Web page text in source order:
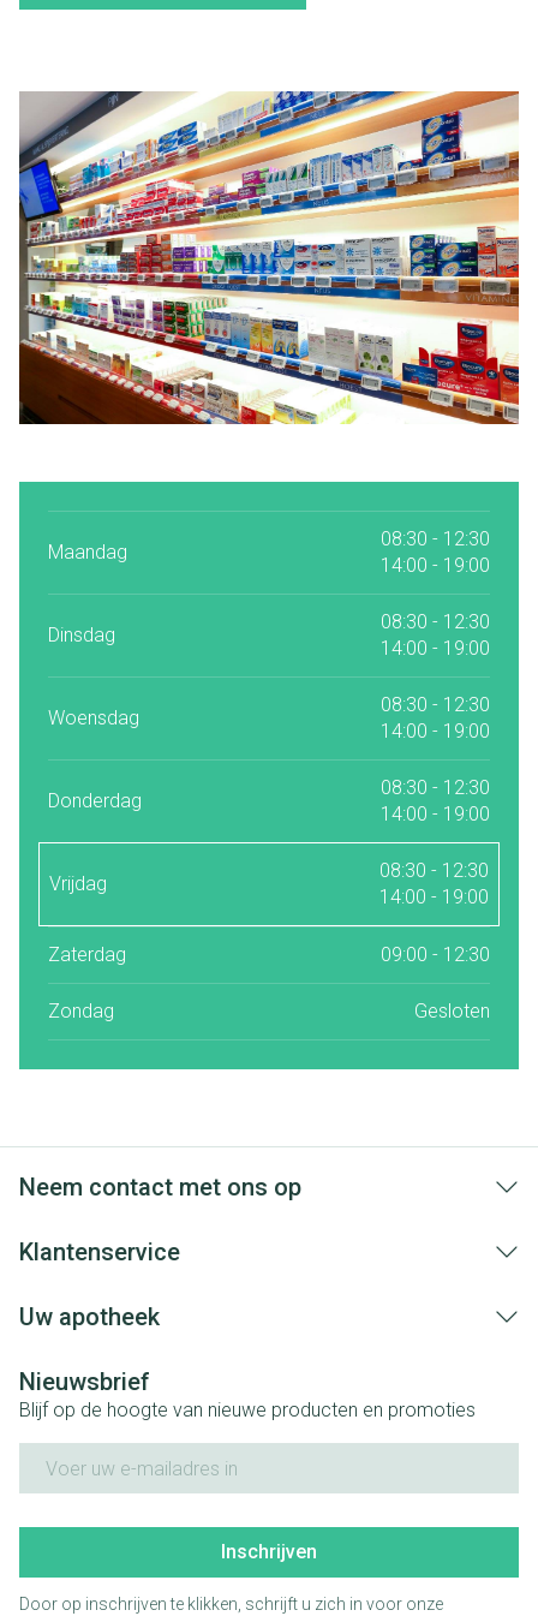
Maandag
08:30 - 12:30
14:00 - 19:00
Dinsdag
08:30 - 12:30
14:00 - 19:00
Woensdag
08:30 - 12:30
14:00 - 19:00
Donderdag
08:30 - 12:30
14:00 - 19:00
Vrijdag
08:30 - 12:30
14:00 - 19:00
Zaterdag 09:00 - 12:30
Zondag Gesloten
Neem contact met ons op
Klantenservice
Uw apotheek
Nieuwsbrief
Blijf op de hoogte van nieuwe producten en promoties
Inschrijven
Door op inschrijven te klikken, schrijft u zich in voor onze